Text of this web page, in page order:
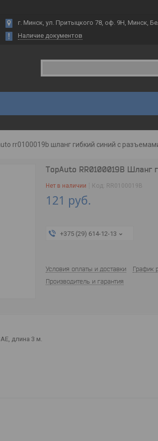
г. Минск, ул. Притыцкого 78, оф. 9Н, Минск,
Наличие документов
rr0100019b шланг гибкий синий с
TopAuto RR0100019B Шланг
Нет в наличии Код: RR0100019B
121 руб.
+375 (29) 614-12-13
Условия оплаты и доставки График
Производитель и гарантия
длина 3 м.